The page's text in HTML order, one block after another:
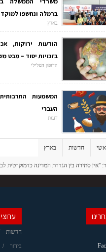
ברמלה ונחשפו למוקד 101
בארץ
הודעות ירוקות,
בזכויות יסוד – מבט
הדופק הפלילי
המשמעות
העברי
דעות
חדשות בארץ
''אין סתירה בין הגדרת המדינה כדמוקרטית
חדשות
בידור